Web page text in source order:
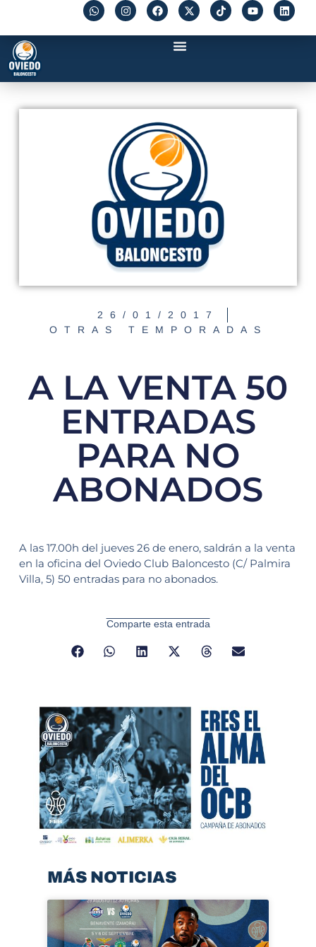
26/01/2017
OTRAS TEMPORADAS
A LA VENTA 50
ENTRADAS
PARA NO
ABONADOS
A las 17.00h del jueves 26 de enero, saldrán a la venta
en la oficina del Oviedo Club Baloncesto (C/ Palmira
Villa, 5) 50 entradas para no abonados.
Comparte esta entrada
MÁS NOTICIAS